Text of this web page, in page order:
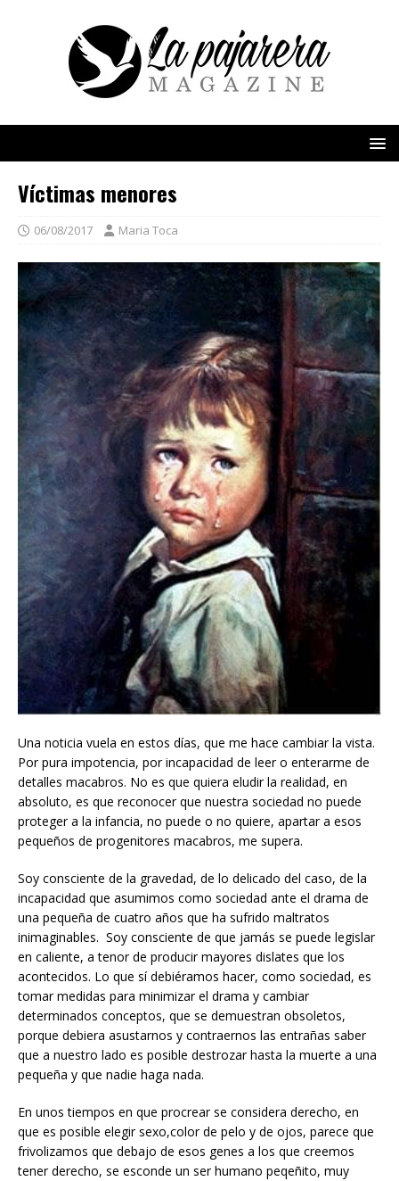
Víctimas menores
06/08/2017 Maria Toca
Una noticia vuela en estos días, que me hace cambiar la vista.
Por pura impotencia, por incapacidad de leer o enterarme de
detalles macabros. No es que quiera eludir la realidad, en
absoluto, es que reconocer que nuestra sociedad no puede
proteger a la infancia, no puede o no quiere, apartar a esos
pequeños de progenitores macabros, me supera.
Soy consciente de la gravedad, de lo delicado del caso, de la
incapacidad que asumimos como sociedad ante el drama de
una pequeña de cuatro años que ha sufrido maltratos
inimaginables. Soy consciente de que jamás se puede legislar
en caliente, a tenor de producir mayores dislates que los
acontecidos. Lo que sí debiéramos hacer, como sociedad, es
tomar medidas para minimizar el drama y cambiar
determinados conceptos, que se demuestran obsoletos,
porque debiera asustarnos y contraernos las entrañas saber
que a nuestro lado es posible destrozar hasta la muerte a una
pequeña y que nadie haga nada.
En unos tiempos en que procrear se considera derecho, en
que es posible elegir sexo,color de pelo y de ojos, parece que
frivolizamos que debajo de esos genes a los que creemos
tener derecho, se esconde un ser humano peqeñito, muy